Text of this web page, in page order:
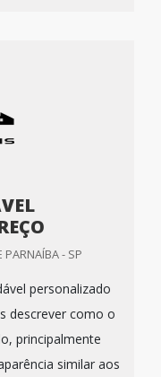
PARNAÍBA - SP
personalizado
descrever como o
principalmente
similar aos